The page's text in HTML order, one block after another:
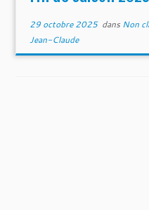
29 octobre 2025dans Non
Jean-Claude